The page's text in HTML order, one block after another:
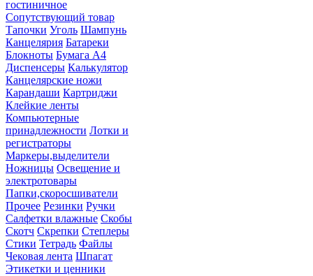
гостиничное
Сопутствующий товар
Тапочки Уголь Шампунь
Канцелярия Батареки
Блокноты Бумага А4
Диспенсеры Калькулятор
Канцелярские ножи
Карандаши Картриджи
Клейкие ленты
Компьютерные
принадлежности Лотки и
регистраторы
Маркеры,выделители
Ножницы Освещение и
электротовары
Папки,скоросшиватели
Прочее Резинки Ручки
Салфетки влажные Скобы
Скотч Скрепки Степлеры
Стики Тетрадь Файлы
Чековая лента Шпагат
Этикетки и ценники